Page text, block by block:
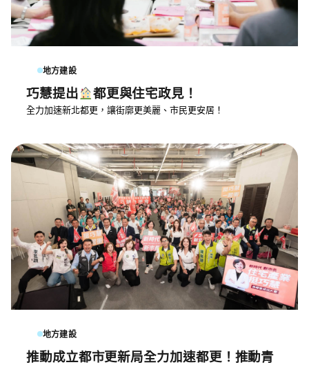
地方建設
巧慧提出 都更與住宅政見！
全力加速新北都更，讓街廓更美麗、市民更安居！
地方建設
推動成立都市更新局全力加速都更！推動青